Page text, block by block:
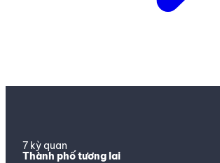
7 kỳ quan
Thành phố tương lai